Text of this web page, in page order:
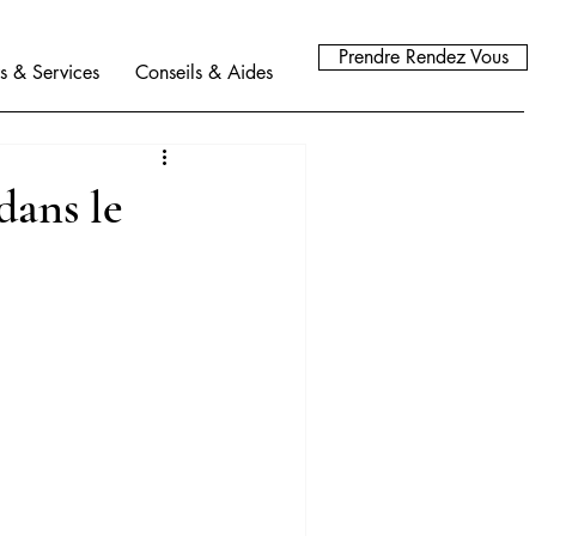
& Services Conseils & Aides
Prendre Rendez Vous
le